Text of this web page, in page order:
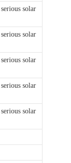
solar
solar
solar
solar
solar